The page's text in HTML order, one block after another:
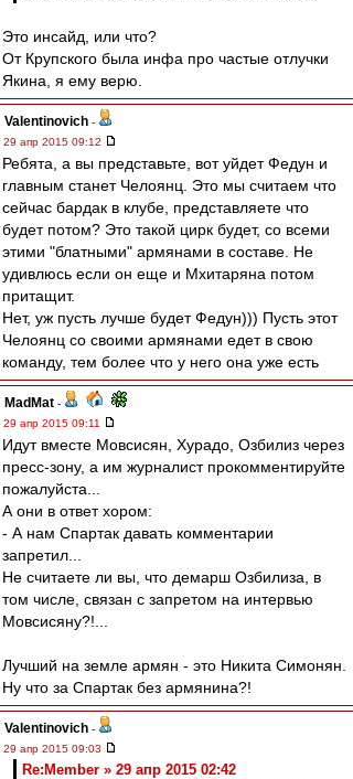
Это инсайд, или что?
От Крупского была инфа про частые отлучки
Якина, я ему верю.
Valentinovich -
29 апр 2015 09:12
Ребята, а вы представьте, вот уйдет Федун и
главным станет Челоянц. Это мы считаем что
сейчас бардак в клубе, представляете что
будет потом? Это такой цирк будет, со всеми
этими "блатными" армянами в составе. Не
удивлюсь если он еще и Мхитаряна потом
притащит.
Нет, уж пусть лучше будет Федун))) Пусть этот
Челоянц со своими армянами едет в свою
команду, тем более что у него она уже есть
MadMat -
29 апр 2015 09:11
Идут вместе Мовсисян, Хурадо, Озбилиз через
пресс-зону, а им журналист прокомментируйте
пожалуйста...
А они в ответ хором:
- А нам Спартак давать комментарии
запретил...
Не считаете ли вы, что демарш Озбилиза, в
том числе, связан с запретом на интервью
Мовсисяну?!...
Лучший на земле армян - это Никита Симонян.
Ну что за Спартак без армянина?!
Valentinovich -
29 апр 2015 09:03
Re:Member » 29 апр 2015 02:42